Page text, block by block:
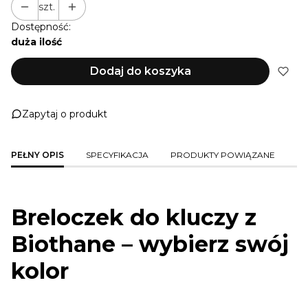
szt.
Dostępność:
duża ilość
Dodaj do koszyka
Zapytaj o produkt
PEŁNY OPIS SPECYFIKACJA PRODUKTY POWIĄZANE
Breloczek do kluczy z
Biothane – wybierz swój
kolor